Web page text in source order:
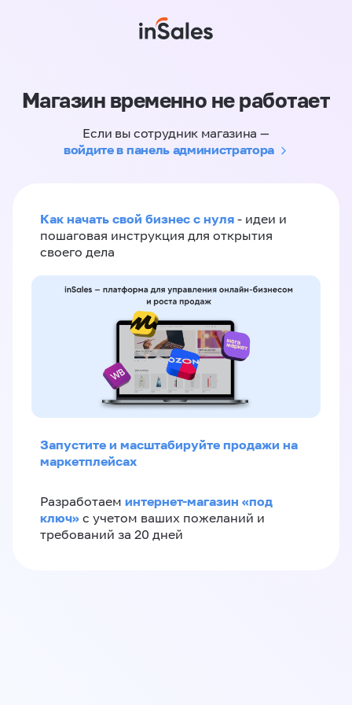
Магазин временно не работает
Если вы сотрудник магазина —
войдите в панель администратора
Как начать свой бизнес с нуля - идеи и
пошаговая инструкция для открытия
своего дела
Запустите и масштабируйте продажи на
маркетплейсах
Разработаем интернет-магазин «‎под
ключ»‎ с учетом ваших пожеланий и
требований за 20 дней